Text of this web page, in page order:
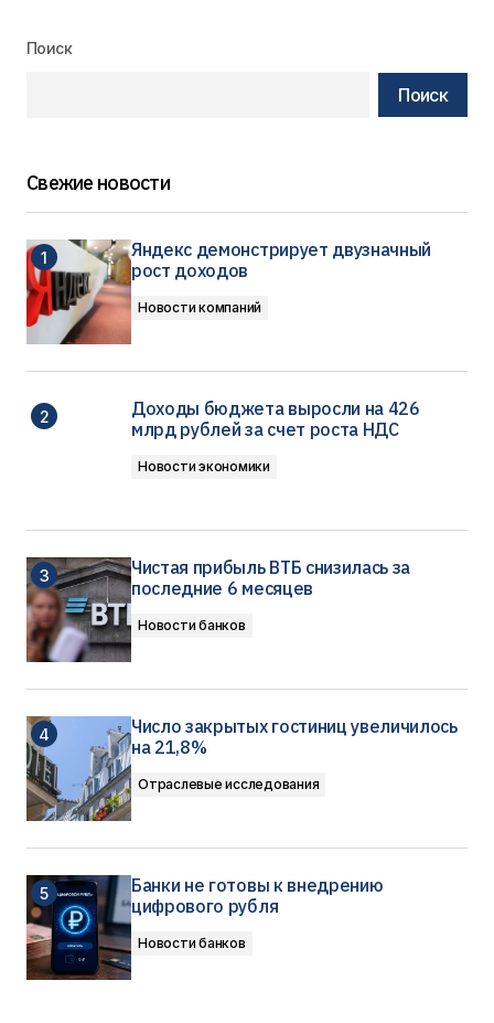
Поиск
Поиск
Свежие новости
Яндекс демонстрирует двузначный
рост доходов
Новости компаний
Доходы бюджета выросли на 426
млрд рублей за счет роста НДС
Новости экономики
Чистая прибыль ВТБ снизилась за
последние 6 месяцев
Новости банков
Число закрытых гостиниц увеличилось
на 21,8%
Отраслевые исследования
Банки не готовы к внедрению
цифрового рубля
Новости банков